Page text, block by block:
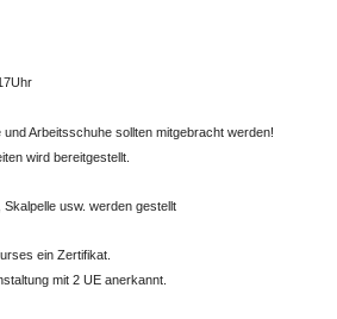
Arbeitsschuhe sollten mitgebracht werden!
wird bereitgestellt.
usw. werden gestellt
ein Zertifikat.
mit 2 UE anerkannt.